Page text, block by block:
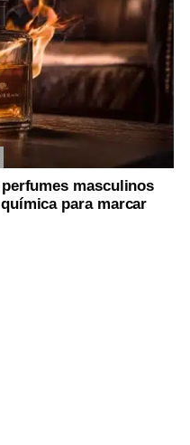
masculinos
para marcar